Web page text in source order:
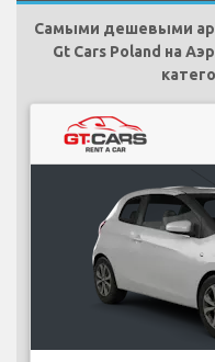
Самыми дешевыми
Gt Cars Poland на